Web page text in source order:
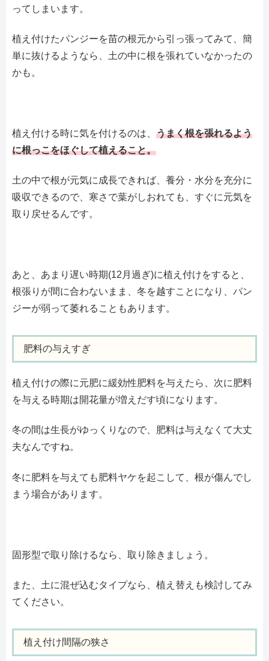
ってしまいます。
植え付けたパンジーを苗の根元から引っ張ってみて、簡
単に抜けるようなら、土の中に根を張れていなかったの
かも。
植え付ける時に気を付けるのは、 うまく根を張れるよう
に根っこをほぐして植えること。
土の中で根が元気に成長できれば、養分・水分を充分に
吸収できるので、寒さで葉がしおれても、すぐに元気を
取り戻せるんです。
あと、あまり遅い時期(12月過ぎ)に植え付けをすると、
根張りが間に合わないまま、冬を越すことになり、パン
ジーが弱って萎れることもあります。
肥料の与えすぎ
植え付けの際に元肥に緩効性肥料を与えたら、次に肥料
を与える時期は開花量が増えだす頃になります。
冬の間は生長がゆっくりなので、肥料は与えなくて大丈
夫なんですね。
冬に肥料を与えても肥料ヤケを起こして、根が傷んでし
まう場合があります。
固形型で取り除けるなら、取り除きましょう。
また、土に混ぜ込むタイプなら、植え替えも検討してみ
てください。
植え付け間隔の狭さ